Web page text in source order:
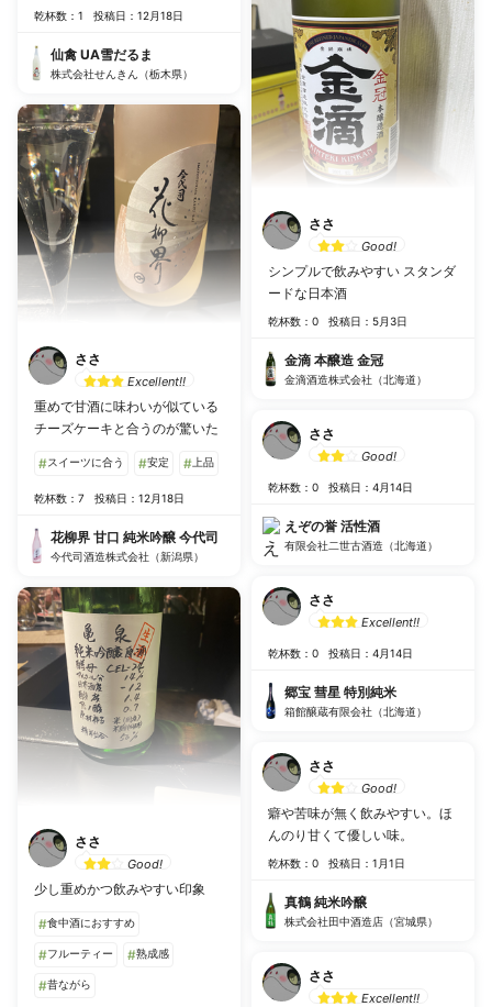
乾杯数：1 投稿日：12月18日
仙禽 UA雪だるま
株式会社せんきん（栃木県）
ささ
Excellent!!
重めで甘酒に味わいが似ている
チーズケーキと合うのが驚いた
#スイーツに合う #安定 # 上品
乾杯数：7 投稿日：12月18日
花柳界 甘口 純米吟醸 今代司
今代司酒造株式会社（新潟県）
ささ
Good!
少し重めかつ飲みやすい印象
#食中酒におすすめ
#フルーティー #熟成感
#昔ながら
ささ
Good!
シンプルで飲みやすい スタンダ
ードな日本酒
乾杯数：0 投稿日：5月3日
金滴 本醸造 金冠
金滴酒造株式会社（北海道）
ささ
Good!
乾杯数：0 投稿日：4月14日
えぞの誉 活性酒
有限会社二世古酒造（北海道）
ささ
Excellent!!
乾杯数：0 投稿日：4月14日
郷宝 彗星 特別純米
箱館醸蔵有限会社（北海道）
ささ
Good!
癖や苦味が無く飲みやすい。ほ
んのり甘くて優しい味。
乾杯数：0 投稿日：1月1日
真鶴 純米吟醸
株式会社田中酒造店（宮城県）
ささ
Excellent!!